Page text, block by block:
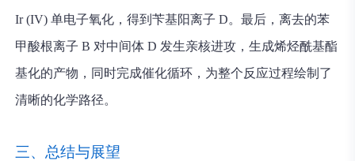
Ir (IV) 单电子氧化，得到苄基阳离子 D。最后，离去的苯
甲酸根离子 B 对中间体 D 发生亲核进攻，生成烯烃酰基酯
基化的产物，同时完成催化循环，为整个反应过程绘制了
清晰的化学路径。
三、总结与展望